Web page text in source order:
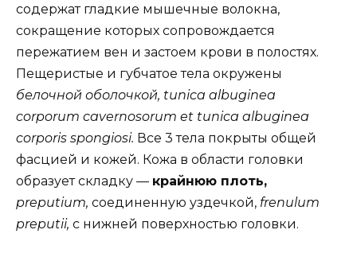
содержат гладкие мышечные волокна,
сокращение которых сопровождается
пережатием вен и застоем крови в полостях.
Пещеристые и губчатое тела окружены
белочной оболочкой, tunica albuginea
corporum cavernosorum et tunica albuginea
corporis spongiosi. Все 3 тела покрыты общей
фасцией и кожей. Кожа в области головки
образует складку — крайнюю плоть,
preputium, соединенную уздечкой, frenulum
preputii, с нижней поверхностью головки.